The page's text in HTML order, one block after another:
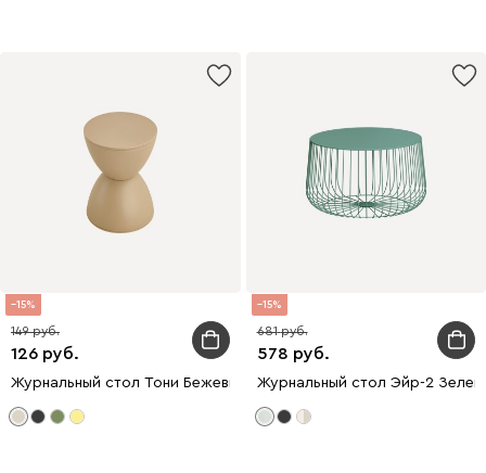
15
126
149
Журнальный стол Тони Бежевый
15
578
681
Журнальный стол Эйр-2